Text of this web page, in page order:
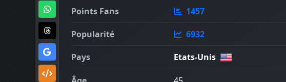
Points Fans 1457
Popularité 6932
Pays Etats-Unis